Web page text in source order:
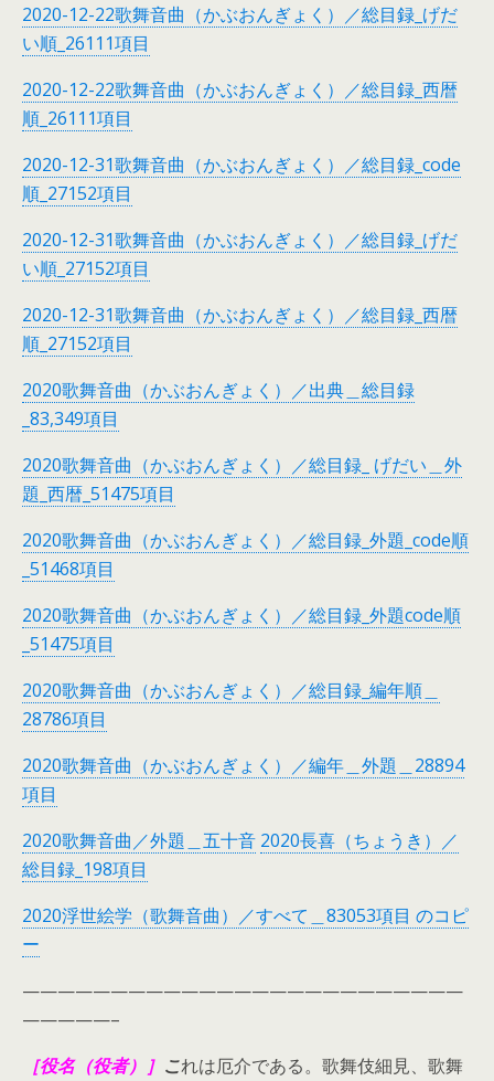
2020-12-22歌舞音曲（かぶおんぎょく）／総目録_げだ
い順_26111項目
2020-12-22歌舞音曲（かぶおんぎょく）／総目録_西暦
順_26111項目
2020-12-31歌舞音曲（かぶおんぎょく）／総目録_code
順_27152項目
2020-12-31歌舞音曲（かぶおんぎょく）／総目録_げだ
い順_27152項目
2020-12-31歌舞音曲（かぶおんぎょく）／総目録_西暦
順_27152項目
2020歌舞音曲（かぶおんぎょく）／出典＿総目録
_83,349項目
2020歌舞音曲（かぶおんぎょく）／総目録_ げだい＿外
題_西暦_51475項目
2020歌舞音曲（かぶおんぎょく）／総目録_外題_code順
_51468項目
2020歌舞音曲（かぶおんぎょく）／総目録_外題code順
_51475項目
2020歌舞音曲（かぶおんぎょく）／総目録_編年順＿
28786項目
2020歌舞音曲（かぶおんぎょく）／編年＿外題＿28894
項目
2020歌舞音曲／外題＿五十音 2020長喜（ちょうき）／
総目録_198項目
2020浮世絵学（歌舞音曲）／すべて＿83053項目 のコピ
ー
—————————————————————————
—————–
［役名（役者）］ これは厄介である。歌舞伎細見、歌舞